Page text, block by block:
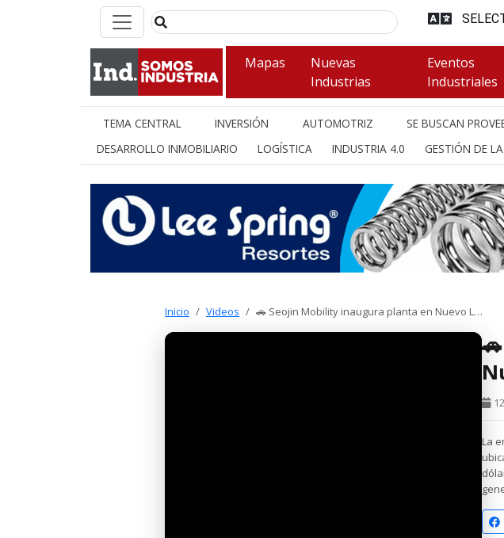
Mapas
Nuevas
Industrias
Eventos
Industriales
TEMA CENTRAL INVERSIÓN AUTOMOTRIZ SE BUSCAN
DESARROLLO INMOBILIARIO
LOGÍSTICA INDUSTRIA 4.0 GESTIÓN DE
Inicio Videos 🚗 Seojin Mobility inaugura planta en Nuevo L…
La